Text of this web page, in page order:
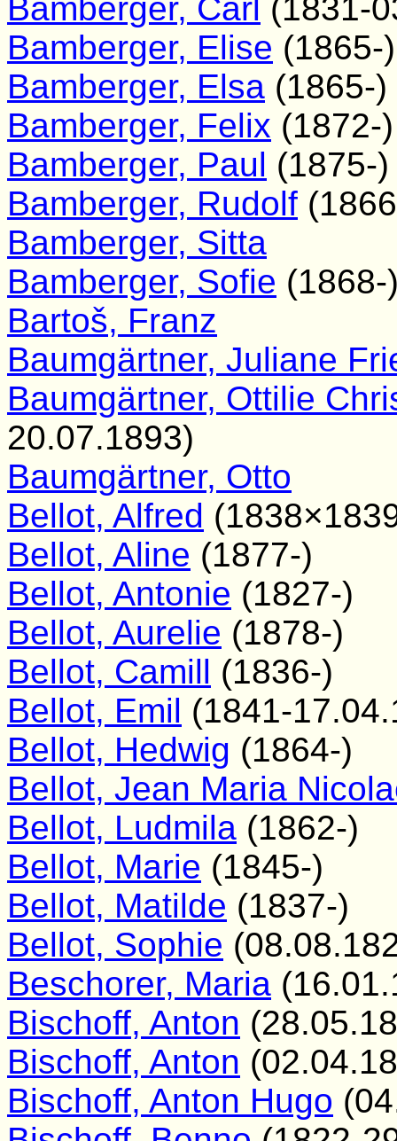
Bamberger, Carl (1831-
Bamberger, Elise (1865-)
Bamberger, Elsa (1865-)
Bamberger, Felix (1872-)
Bamberger, Paul (1875-)
Bamberger, Rudolf
Bamberger, Sitta
Bamberger, Sofie (1868-
Bartoš, Franz
Baumgärtner, Juliane
Baumgärtner, Ottilie
20.07.1893)
Baumgärtner, Otto
Bellot, Alfred
Bellot, Aline (1877-)
Bellot, Antonie (1827-)
Bellot, Aurelie (1878-)
Bellot, Camill (1836-)
Bellot, Emil (1841-
Bellot, Hedwig (1864-)
Bellot, Jean Maria
Bellot, Ludmila (1862-)
Bellot, Marie (1845-)
Bellot, Matilde (1837-)
Bellot, Sophie
Beschorer, Maria
Bischoff, Anton
Bischoff, Anton
Bischoff, Anton Hugo